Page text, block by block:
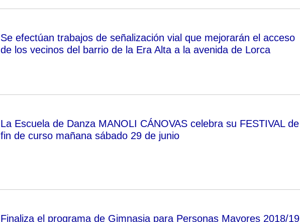
Se efectúan trabajos de señalización vial que mejorarán el acceso
de los vecinos del barrio de la Era Alta a la avenida de Lorca
La Escuela de Danza MANOLI CÁNOVAS celebra su FESTIVAL de
fin de curso mañana sábado 29 de junio
Finaliza el programa de Gimnasia para Personas Mayores 2018/19